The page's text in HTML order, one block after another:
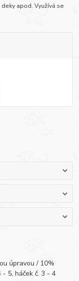
apod. Využívá se
úpravou / 10%
- 5, háček č. 3 - 4